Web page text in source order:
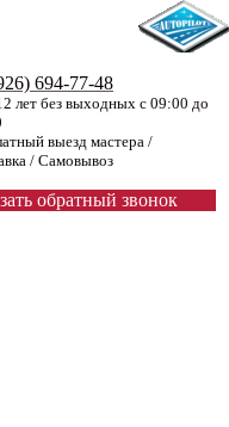
694-77-48
лет без выходных с 09:00 до
выезд мастера /
/ Самовывоз
обратный звонок